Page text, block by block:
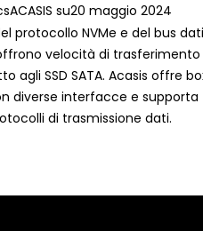
su20 maggio 2024
protocollo NVMe e del bus dati
offrono velocità di trasferimento
agli SSD SATA. Acasis offre
diverse interfacce e supporta
di trasmissione dati.